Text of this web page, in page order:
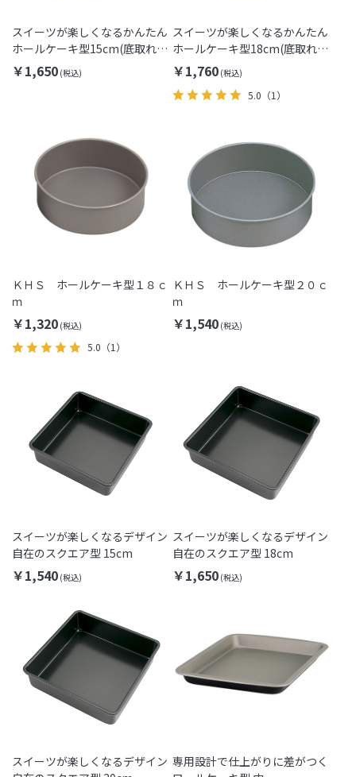
スイーツが楽しくなるかんたん
ホールケーキ型15cm(底取れタ
イプ)
￥1,650
スイーツが楽しくなるかんたん
ホールケーキ型18cm(底取れタ
イプ)
￥1,760
5.0 （1）
ＫＨＳ ホールケーキ型１８ｃ
ｍ
￥1,320
5.0 （1）
ＫＨＳ ホールケーキ型２０ｃ
ｍ
￥1,540
スイーツが楽しくなるデザイン
自在のスクエア型 15cm
￥1,540
スイーツが楽しくなるデザイン
自在のスクエア型 18cm
￥1,650
スイーツが楽しくなるデザイン 専用設計で仕上がりに差がつく